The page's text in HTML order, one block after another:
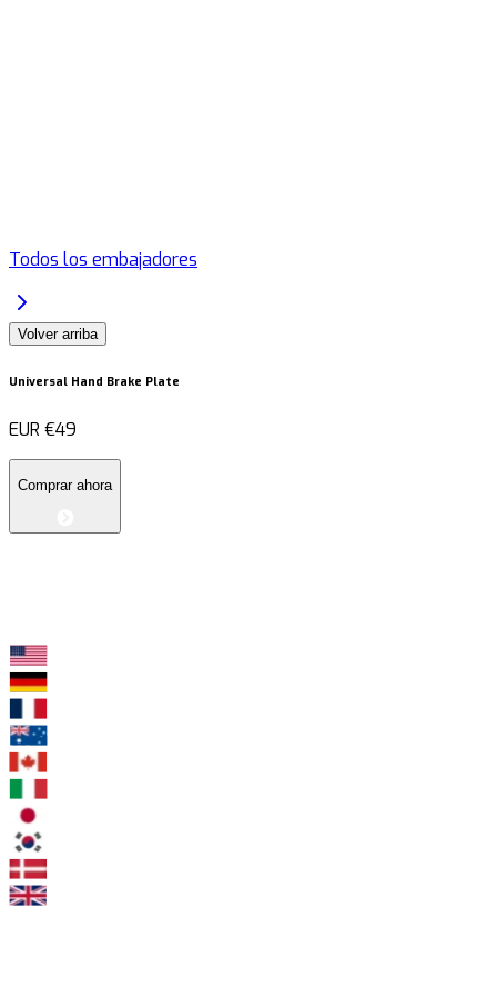
Todos los embajadores
Volver arriba
Universal Hand Brake Plate
EUR €49
Comprar ahora